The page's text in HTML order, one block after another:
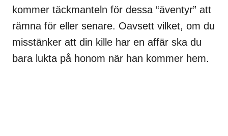
kommer täckmanteln för dessa “äventyr” att
rämna för eller senare. Oavsett vilket, om du
misstänker att din kille har en affär ska du
bara lukta på honom när han kommer hem.